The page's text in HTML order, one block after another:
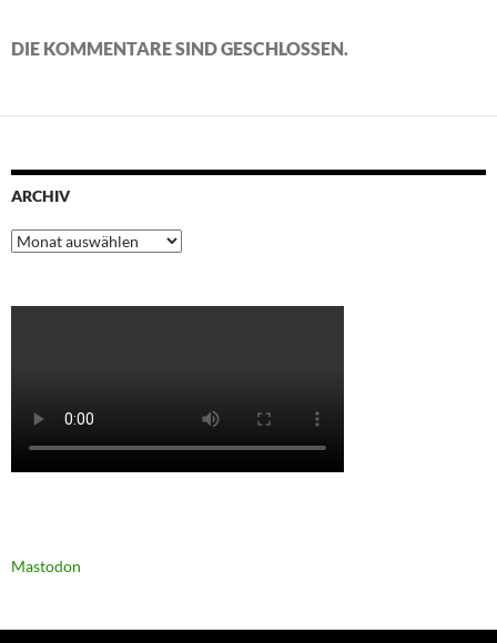
DIE KOMMENTARE SIND GESCHLOSSEN.
ARCHIV
Archiv
Mastodon